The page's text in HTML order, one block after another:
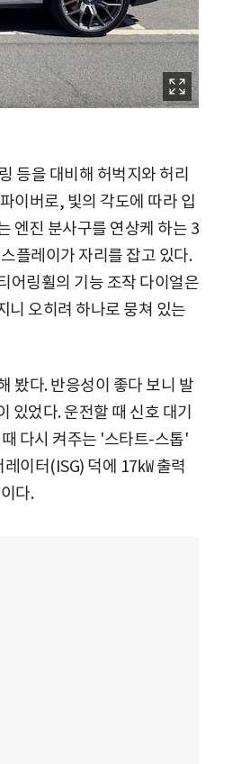
등을 대비해 허벅지와 허리
이버로, 빛의 각도에 따라 입
엔진 분사구를 연상케 하는 3
플레이가 자리를 잡고 있다.
어링휠의 기능 조작 다이얼은
니 오히려 하나로 뭉쳐 있는
봤다. 반응성이 좋다 보니 발
있었다. 운전할 때 신호 대기
다시 켜주는 '스타트-스톱'
이터(ISG) 덕에 17㎾ 출력
다.